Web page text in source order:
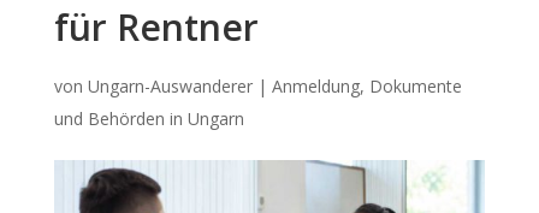
für Rentner
von Ungarn-Auswanderer| Anmeldung, Dokumente
und Behörden in Ungarn